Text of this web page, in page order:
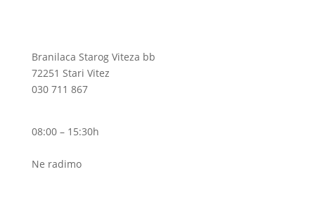
Branilaca Starog Viteza bb
72251 Stari Vitez
030 711 867
08:00 – 15:30h
Ne radimo